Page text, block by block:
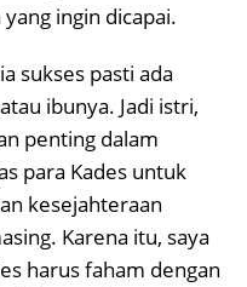
ingin dicapai.
sukses pasti ada
ibunya. Jadi istri,
penting dalam
para Kades untuk
kesejahteraan
Karena itu, saya
harus faham dengan